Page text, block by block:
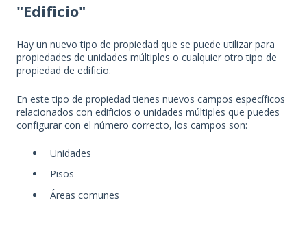
"Edificio"
Hay un nuevo tipo de propiedad que se puede utilizar para
propiedades de unidades múltiples o cualquier otro tipo de
propiedad de edificio.
En este tipo de propiedad tienes nuevos campos específicos
relacionados con edificios o unidades múltiples que puedes
configurar con el número correcto, los campos son:
Unidades
Pisos
Áreas comunes